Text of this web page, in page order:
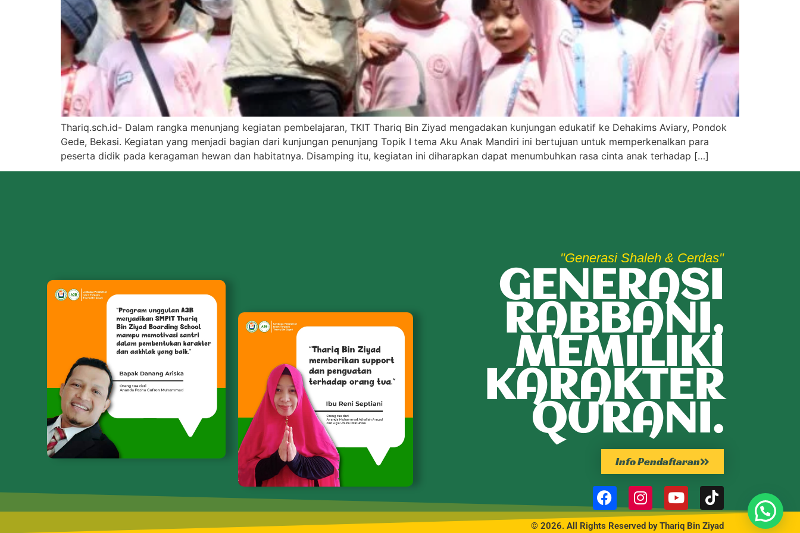
Thariq.sch.id- Dalam rangka menunjang kegiatan pembelajaran, TKIT Thariq Bin Ziyad mengadakan kunjungan edukatif ke Dehakims Aviary, Pondok
Gede, Bekasi. Kegiatan yang menjadi bagian dari kunjungan penunjang Topik I tema Aku Anak Mandiri ini bertujuan untuk memperkenalkan para
peserta didik pada keragaman hewan dan habitatnya. Disamping itu, kegiatan ini diharapkan dapat menumbuhkan rasa cinta anak terhadap […]
"Generasi Shaleh & Cerdas"
GENERASI
RABBANI,
MEMILIKI
KARAKTER
QURANI.
Info Pendaftaran
© 2026. All Rights Reserved by Thariq Bin Ziyad